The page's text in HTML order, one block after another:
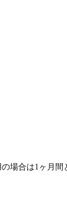
合は1ヶ月間